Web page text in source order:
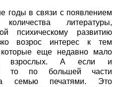
годы в связи с появлением
количества литературы,
психическому развитию
возрос интерес к тем
еще недавно мало
взрослых. А если и
то по большей части
семью печатями. Это